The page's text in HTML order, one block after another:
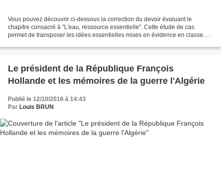
Vous pouvez découvrir ci-dessous la correction du devoir évaluant le
chapitre consacré à "L'eau, ressource essentielle". Cette étude de cas
permet de transposer les idées essentielles mises en évidence en classe.
Le président de la République François
Hollande et les mémoires de la guerre l'Algérie
Publié le 12/10/2016 à 14:43
Par Louis BRUN